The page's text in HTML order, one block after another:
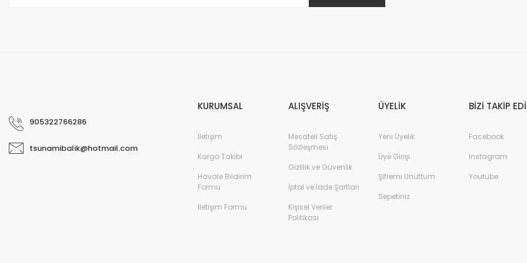
905322766286
tsunamibalik@hotmail.com
KURUMSAL
İletişim
Kargo Takibi
Havale Bildirim
Formu
İletişim Formu
ALIŞVERİŞ
Mesafeli Satış
Sözleşmesi
Gizlilik ve Güvenlik
İptal ve İade Şartları
Kişisel Veriler
Politikası
ÜYELİK
Yeni Üyelik
Üye Girişi
Şifremi Unuttum
Sepetiniz
BİZİ TAKİP
Facebook
Instagram
Youtube